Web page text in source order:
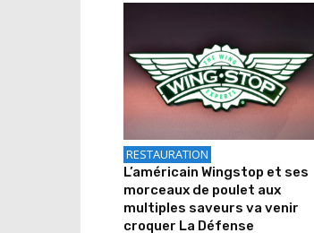
RESTAURATION
L’américain Wingstop et ses
morceaux de poulet aux
multiples saveurs va venir
croquer La Défense